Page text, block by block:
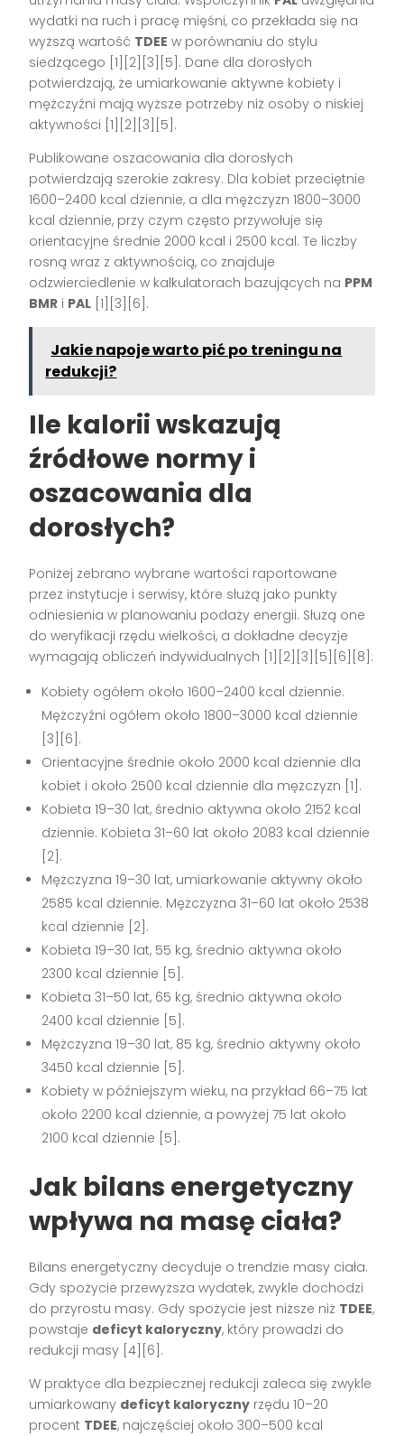
wydatki na ruch i pracę mięśni, co przekłada się na
wyższą wartość TDEE w porównaniu do stylu
siedzącego [1][2][3][5]. Dane dla dorosłych
potwierdzają, że umiarkowanie aktywne kobiety i
mężczyźni mają wyższe potrzeby niż osoby o niskiej
aktywności [1][2][3][5].
Publikowane oszacowania dla dorosłych
potwierdzają szerokie zakresy. Dla kobiet przeciętnie
1600–2400 kcal dziennie, a dla mężczyzn 1800–3000
kcal dziennie, przy czym często przywołuje się
orientacyjne średnie 2000 kcal i 2500 kcal. Te liczby
rosną wraz z aktywnością, co znajduje
odzwierciedlenie w kalkulatorach bazujących na PPM
BMR i PAL [1][3][6].
Jakie napoje warto pić po treningu na
redukcji?
Ile kalorii wskazują
źródłowe normy i
oszacowania dla
dorosłych?
Poniżej zebrano wybrane wartości raportowane
przez instytucje i serwisy, które służą jako punkty
odniesienia w planowaniu podaży energii. Służą one
do weryfikacji rzędu wielkości, a dokładne decyzje
wymagają obliczeń indywidualnych [1][2][3][5][6][8]:
Kobiety ogółem około 1600–2400 kcal dziennie.
Mężczyźni ogółem około 1800–3000 kcal dziennie
[3][6].
Orientacyjne średnie około 2000 kcal dziennie dla
kobiet i około 2500 kcal dziennie dla mężczyzn [1].
Kobieta 19–30 lat, średnio aktywna około 2152 kcal
dziennie. Kobieta 31–60 lat około 2083 kcal dziennie
[2].
Mężczyzna 19–30 lat, umiarkowanie aktywny około
2585 kcal dziennie. Mężczyzna 31–60 lat około 2538
kcal dziennie [2].
Kobieta 19–30 lat, 55 kg, średnio aktywna około
2300 kcal dziennie [5].
Kobieta 31–50 lat, 65 kg, średnio aktywna około
2400 kcal dziennie [5].
Mężczyzna 19–30 lat, 85 kg, średnio aktywny około
3450 kcal dziennie [5].
Kobiety w późniejszym wieku, na przykład 66–75 lat
około 2200 kcal dziennie, a powyżej 75 lat około
2100 kcal dziennie [5].
Jak bilans energetyczny
wpływa na masę ciała?
Bilans energetyczny decyduje o trendzie masy ciała.
Gdy spożycie przewyższa wydatek, zwykle dochodzi
do przyrostu masy. Gdy spożycie jest niższe niż TDEE,
powstaje deficyt kaloryczny, który prowadzi do
redukcji masy [4][6].
W praktyce dla bezpiecznej redukcji zaleca się zwykle
umiarkowany deficyt kaloryczny rzędu 10–20
procent TDEE, najczęściej około 300–500 kcal